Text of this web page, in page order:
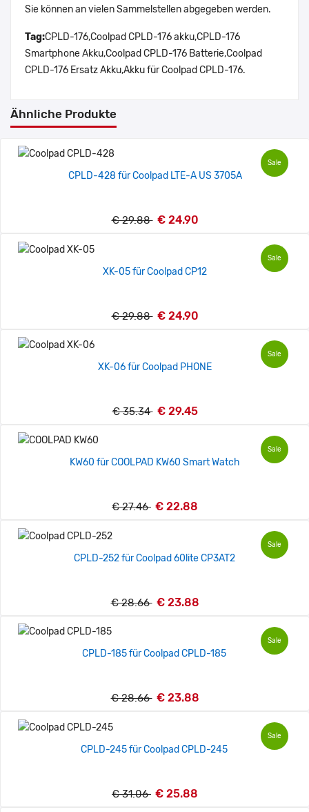
Sie können an vielen Sammelstellen abgegeben werden.
Tag:CPLD-176,Coolpad CPLD-176 akku,CPLD-176
Smartphone Akku,Coolpad CPLD-176 Batterie,Coolpad
CPLD-176 Ersatz Akku,Akku für Coolpad CPLD-176.
Ähnliche Produkte
Sale
CPLD-428 für Coolpad LTE-A US 3705A
€ 29.88 € 24.90
Sale
XK-05 für Coolpad CP12
€ 29.88 € 24.90
Sale
XK-06 für Coolpad PHONE
€ 35.34 € 29.45
Sale
KW60 für COOLPAD KW60 Smart Watch
€ 27.46 € 22.88
Sale
CPLD-252 für Coolpad 60lite CP3AT2
€ 28.66 € 23.88
Sale
CPLD-185 für Coolpad CPLD-185
€ 28.66 € 23.88
Sale
CPLD-245 für Coolpad CPLD-245
€ 31.06 € 25.88